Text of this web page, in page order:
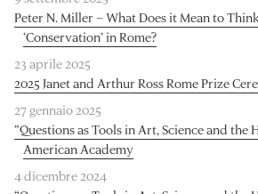
Peter N. Miller – What Does it Mean to
‘Conservation’ in Rome?
23 aprile 2025
2025 Janet and Arthur Ross Rome Prize
27 gennaio 2025
“Questions as Tools in Art, Science and the
American Academy
4 dicembre 2024